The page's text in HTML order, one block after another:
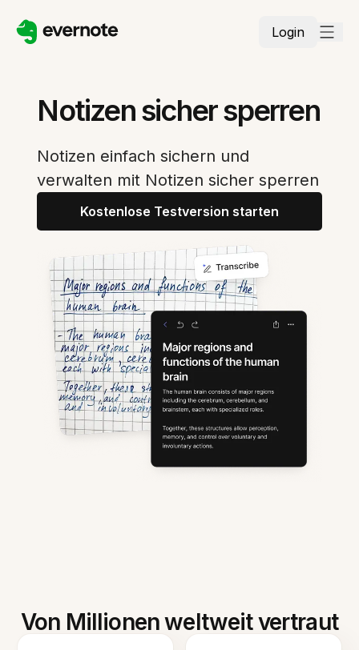
Login
Notizen sicher sperren
Notizen einfach sichern und
verwalten mit Notizen sicher sperren
Kostenlose Testversion starten
Von Millionen weltweit vertraut